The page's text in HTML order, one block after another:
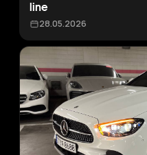
line
28.05.2026